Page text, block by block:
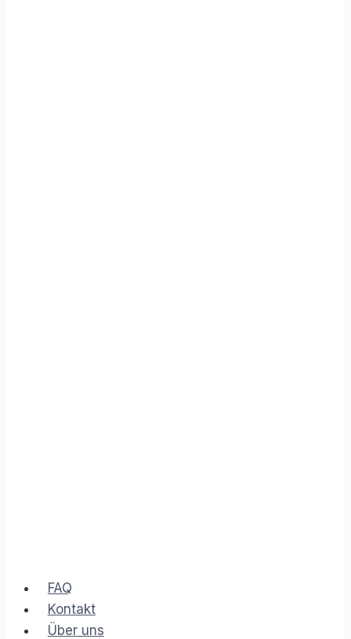
FAQ
Kontakt
Über uns